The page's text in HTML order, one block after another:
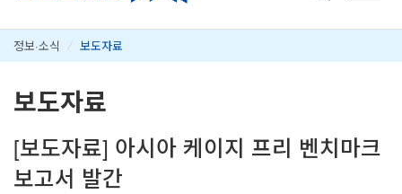
정보·소식 / 보도자료
보도자료
[보도자료] 아시아 케이지 프리 벤치마크
보고서 발간